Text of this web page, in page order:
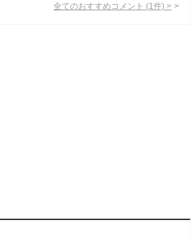
全てのおすすめコメント (1 件) >